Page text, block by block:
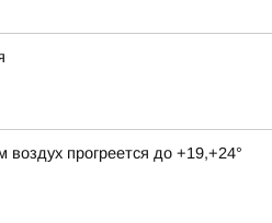
прогреется до +19,+24°